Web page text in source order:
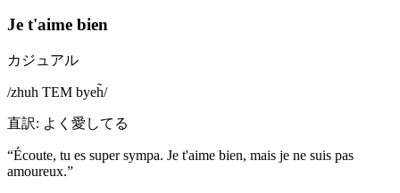
Je t'aime bien
カジュアル
/zhuh TEM byeh̃/
直訳: よく愛してる
“Écoute, tu es super sympa. Je t'aime bien, mais je ne suis pas
amoureux.”